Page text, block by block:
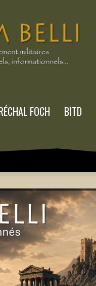
FOCH BITD